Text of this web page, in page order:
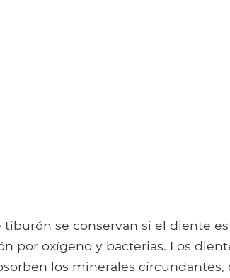
tiburón se conservan si el diente
por oxígeno y bacterias. Los
los minerales